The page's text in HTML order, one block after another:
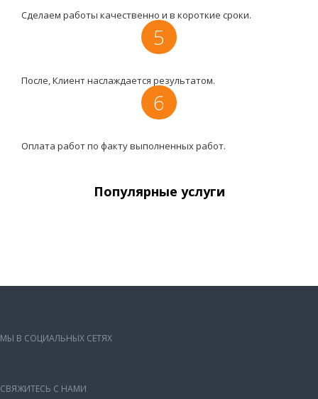
Сделаем работы качественно и в короткие сроки.
5
После, Клиент наслаждается результатом.
6
Оплата работ по факту выполненных работ.
Популярные услуги
МЫ В СОЦИАЛЬНЫХ СЕТЯХ
СВЯЖИТЕСЬ С НАМИ